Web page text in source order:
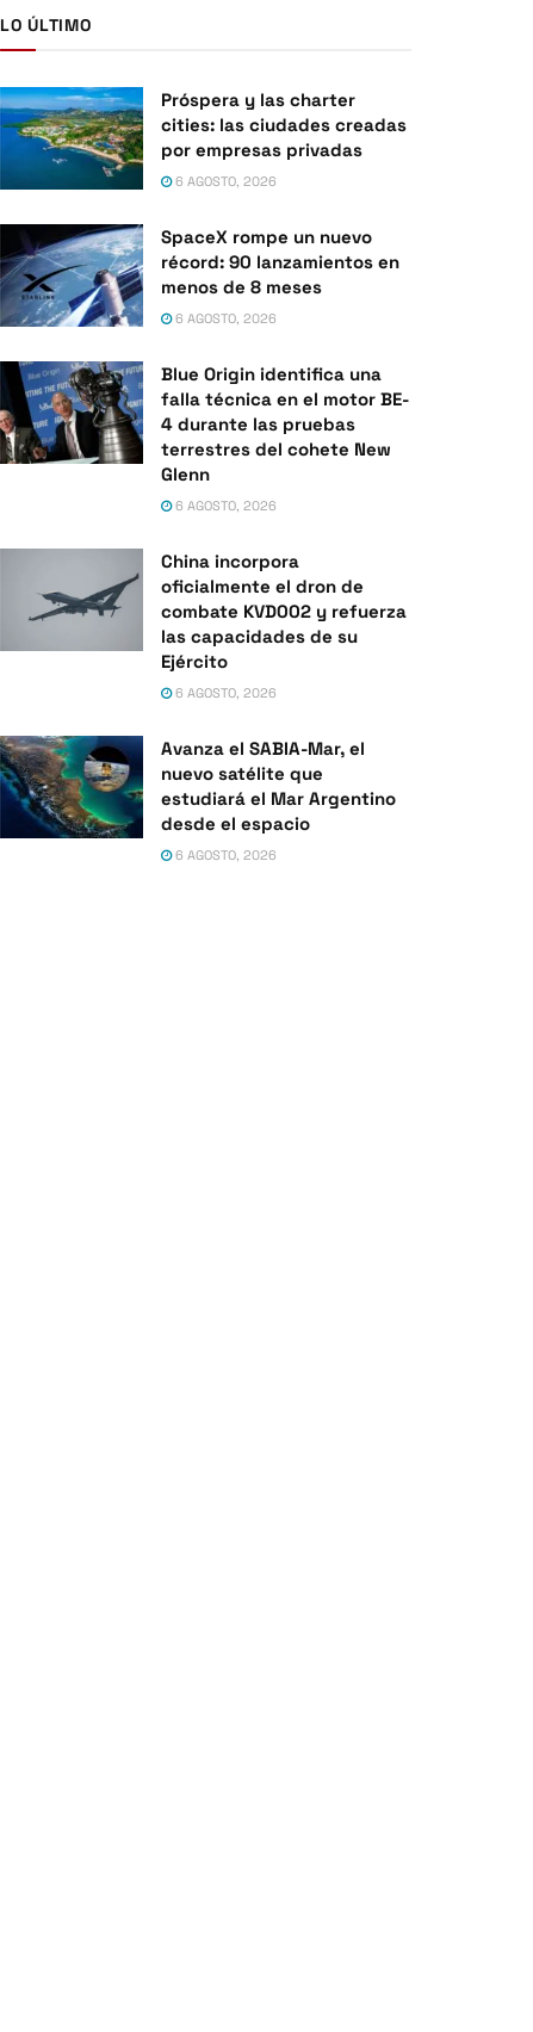
LO ÚLTIMO
Próspera y las charter
cities: las ciudades creadas
por empresas privadas
6 AGOSTO, 2026
SpaceX rompe un nuevo
récord: 90 lanzamientos en
menos de 8 meses
6 AGOSTO, 2026
Blue Origin identifica una
falla técnica en el motor BE-
4 durante las pruebas
terrestres del cohete New
Glenn
6 AGOSTO, 2026
China incorpora
oficialmente el dron de
combate KVD002 y refuerza
las capacidades de su
Ejército
6 AGOSTO, 2026
Avanza el SABIA-Mar, el
nuevo satélite que
estudiará el Mar Argentino
desde el espacio
6 AGOSTO, 2026